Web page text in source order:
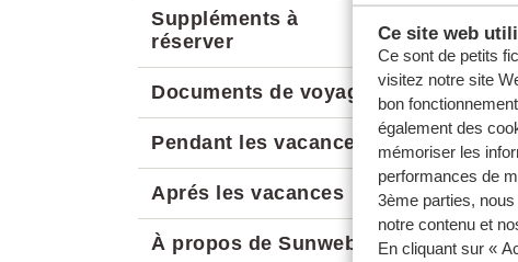
Ce site web
Ce sont de petits
visitez notre site
bon
également des
mémoriser les
performances de
3ème parties,
notre contenu et
En cliquant sur «
Suppléments à
réserver
Documents de voyage
Pendant les vacances
Aprés les vacances
À propos de Sunweb